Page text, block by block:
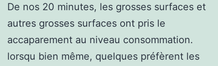
De nos 20 minutes, les grosses surfaces et
autres grosses surfaces ont pris le
accaparement au niveau consommation.
lorsqu bien même, quelques préfèrent les